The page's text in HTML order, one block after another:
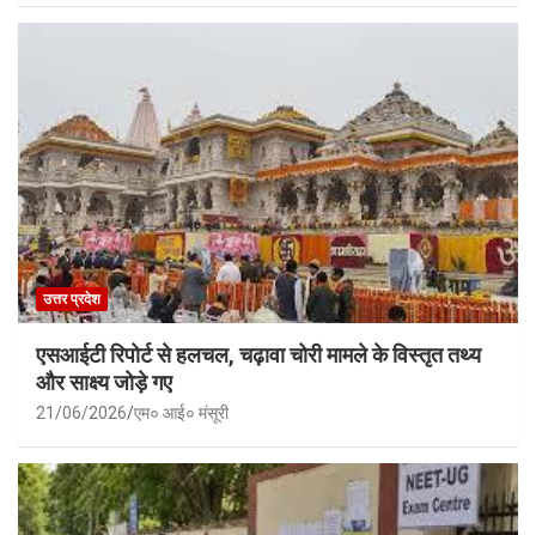
उत्तर प्रदेश
एसआईटी रिपोर्ट से हलचल, चढ़ावा चोरी मामले के विस्तृत तथ्य
और साक्ष्य जोड़े गए
21/06/2026 एम० आई० मंसूरी